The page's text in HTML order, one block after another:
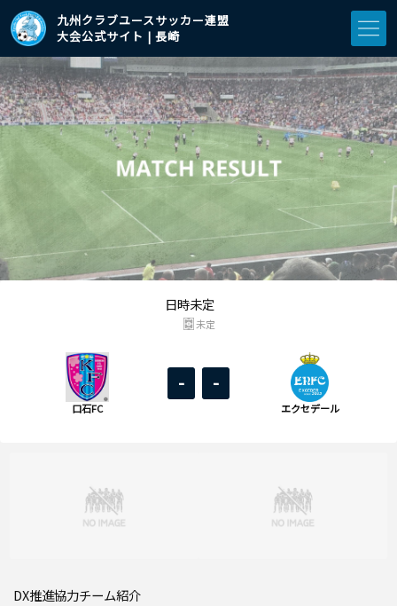
九州クラブユースサッカー連盟
大会公式サイト | 長崎
日時未定
口石FC
- -
エクセデール
未定
DX推進協力チーム紹介